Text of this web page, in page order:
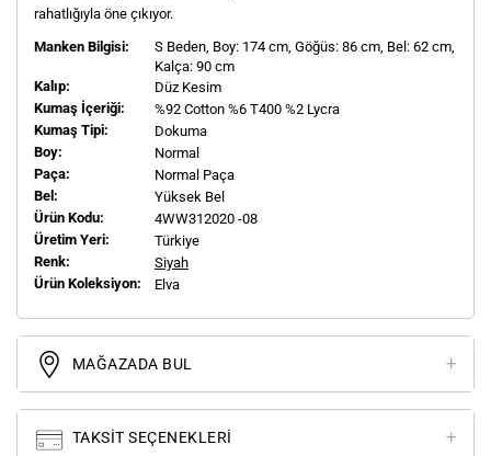
rahatlığıyla öne çıkıyor.
Manken Bilgisi:
S Beden, Boy: 174 cm, Göğüs: 86 cm, Bel: 62 cm,
Kalça: 90 cm
Kalıp:
Düz Kesim
Kumaş İçeriği:
%92 Cotton %6 T400 %2 Lycra
Kumaş Tipi:
Dokuma
Boy:
Normal
Paça:
Normal Paça
Bel:
Yüksek Bel
Ürün Kodu:
4WW312020 -08
Üretim Yeri:
Türkiye
Renk:
Siyah
Ürün Koleksiyon:
Elva
MAĞAZADA BUL
TAKSIT SEÇENEKLERI